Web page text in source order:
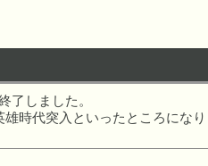
了しました。
時代突入といったところにな